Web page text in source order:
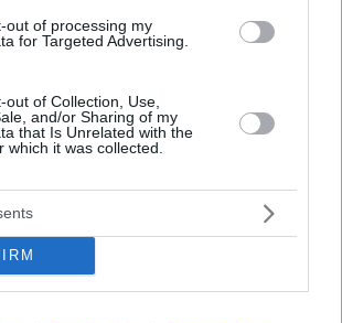
out of processing my
for Targeted Advertising.
out of Collection, Use,
and/or Sharing of my
that Is Unrelated with the
which it was collected.